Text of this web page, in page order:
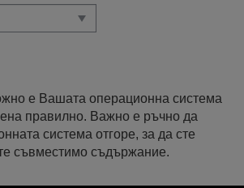
е Вашата операционна система
правилно. Важно е ръчно да
система отгоре, за да сте
съвместимо съдържание.